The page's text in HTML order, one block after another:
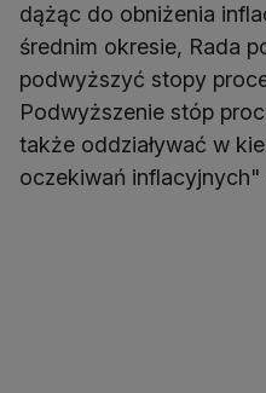
dążąc do obniżenia
średnim okresie, Rada
podwyższyć stopy
Podwyższenie stóp
także oddziaływać w
oczekiwań inflacyjnych"